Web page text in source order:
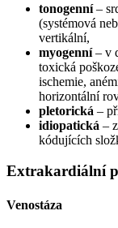
tonogenní–
(systémová
vertikální,
myogenní– v
toxická
ischemie,
horizontální
pletorická –
idiopatická –
kódujících
Extrakardiální
Venostáza